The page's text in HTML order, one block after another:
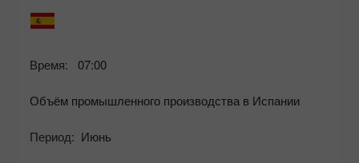
Время: 07:00
Объём промышленного производства в Испании
Период: Июнь